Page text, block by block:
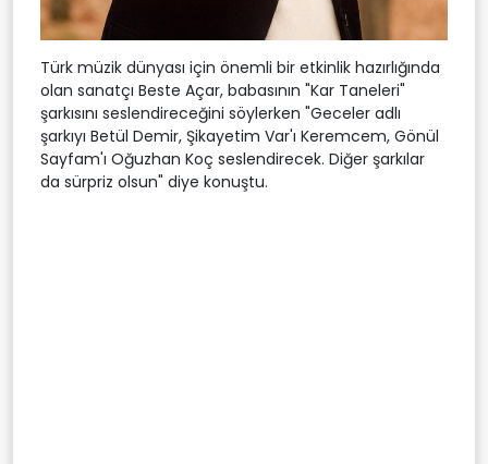
Türk müzik dünyası için önemli bir etkinlik hazırlığında
olan sanatçı Beste Açar, babasının "Kar Taneleri"
şarkısını seslendireceğini söylerken "Geceler adlı
şarkıyı Betül Demir, Şikayetim Var'ı Keremcem, Gönül
Sayfam'ı Oğuzhan Koç seslendirecek. Diğer şarkılar
da sürpriz olsun" diye konuştu.